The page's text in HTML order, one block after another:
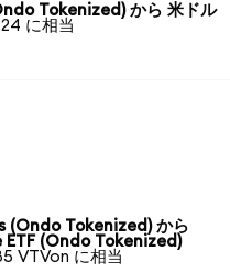
Tokenized) から 米ドル
に相当
(Ondo Tokenized) から
(Ondo Tokenized)
VTVon に相当